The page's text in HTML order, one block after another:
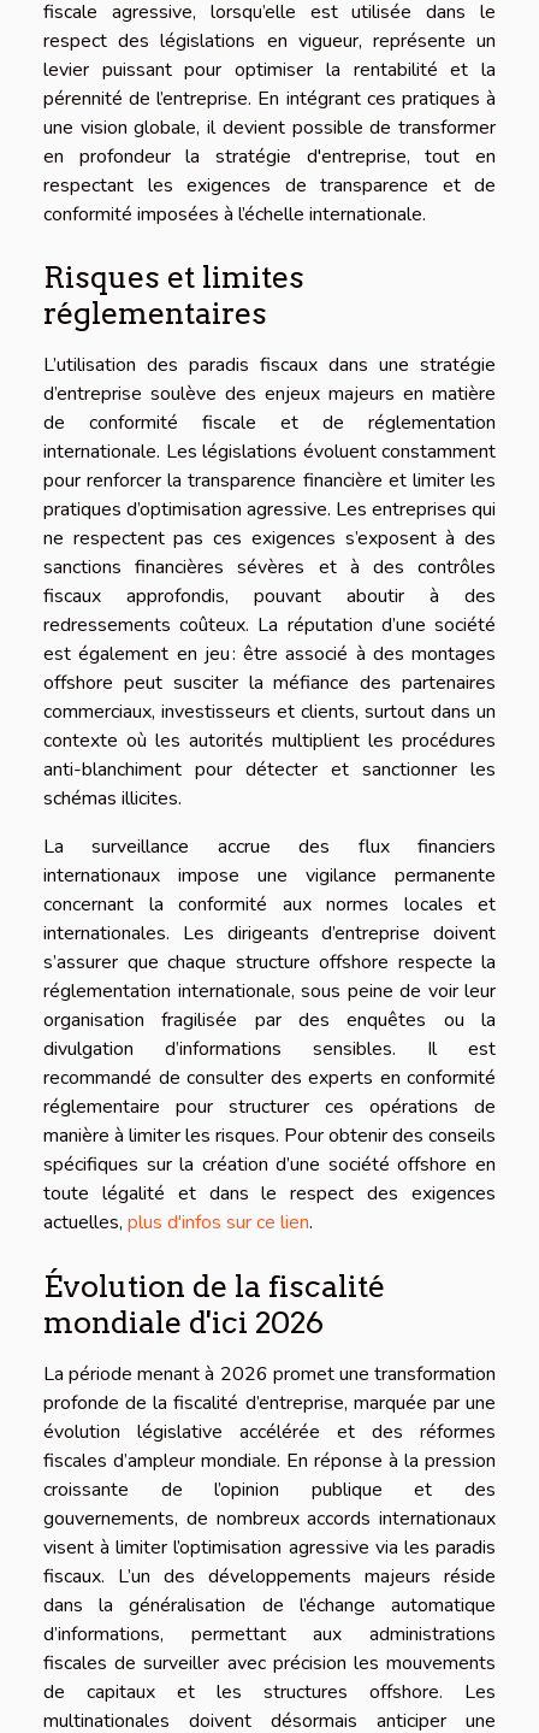
fiscale agressive, lorsqu’elle est utilisée dans le
respect des législations en vigueur, représente un
levier puissant pour optimiser la rentabilité et la
pérennité de l’entreprise. En intégrant ces pratiques à
une vision globale, il devient possible de transformer
en profondeur la stratégie d'entreprise, tout en
respectant les exigences de transparence et de
conformité imposées à l’échelle internationale.
Risques et limites
réglementaires
L’utilisation des paradis fiscaux dans une stratégie
d’entreprise soulève des enjeux majeurs en matière
de conformité fiscale et de réglementation
internationale. Les législations évoluent constamment
pour renforcer la transparence financière et limiter les
pratiques d’optimisation agressive. Les entreprises qui
ne respectent pas ces exigences s’exposent à des
sanctions financières sévères et à des contrôles
fiscaux approfondis, pouvant aboutir à des
redressements coûteux. La réputation d’une société
est également en jeu : être associé à des montages
offshore peut susciter la méfiance des partenaires
commerciaux, investisseurs et clients, surtout dans un
contexte où les autorités multiplient les procédures
anti-blanchiment pour détecter et sanctionner les
schémas illicites.
La surveillance accrue des flux financiers
internationaux impose une vigilance permanente
concernant la conformité aux normes locales et
internationales. Les dirigeants d’entreprise doivent
s’assurer que chaque structure offshore respecte la
réglementation internationale, sous peine de voir leur
organisation fragilisée par des enquêtes ou la
divulgation d’informations sensibles. Il est
recommandé de consulter des experts en conformité
réglementaire pour structurer ces opérations de
manière à limiter les risques. Pour obtenir des conseils
spécifiques sur la création d’une société offshore en
toute légalité et dans le respect des exigences
actuelles, plus d'infos sur ce lien.
Évolution de la fiscalité
mondiale d'ici 2026
La période menant à 2026 promet une transformation
profonde de la fiscalité d’entreprise, marquée par une
évolution législative accélérée et des réformes
fiscales d’ampleur mondiale. En réponse à la pression
croissante de l’opinion publique et des
gouvernements, de nombreux accords internationaux
visent à limiter l’optimisation agressive via les paradis
fiscaux. L’un des développements majeurs réside
dans la généralisation de l’échange automatique
d’informations, permettant aux administrations
fiscales de surveiller avec précision les mouvements
de capitaux et les structures offshore. Les
multinationales doivent désormais anticiper une